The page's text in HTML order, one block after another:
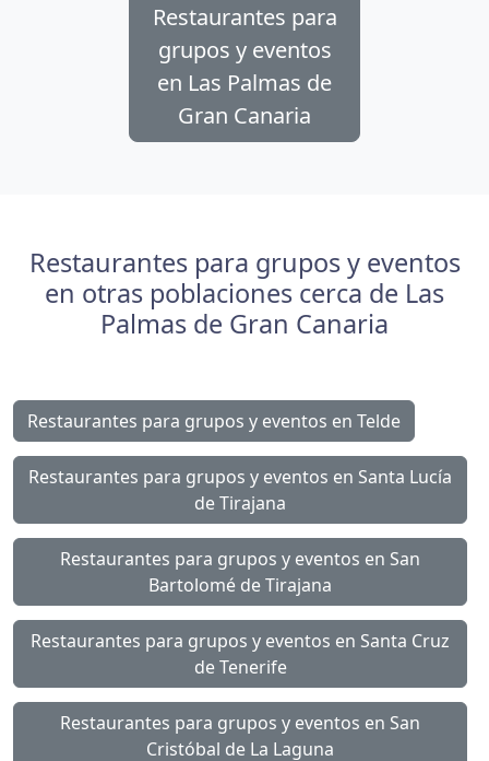
Restaurantes para
grupos y eventos
en Las Palmas de
Gran Canaria
Restaurantes para grupos y eventos
en otras poblaciones cerca de Las
Palmas de Gran Canaria
Restaurantes para grupos y eventos en Telde
Restaurantes para grupos y eventos en Santa Lucía
de Tirajana
Restaurantes para grupos y eventos en San
Bartolomé de Tirajana
Restaurantes para grupos y eventos en Santa Cruz
de Tenerife
Restaurantes para grupos y eventos en San
Cristóbal de La Laguna